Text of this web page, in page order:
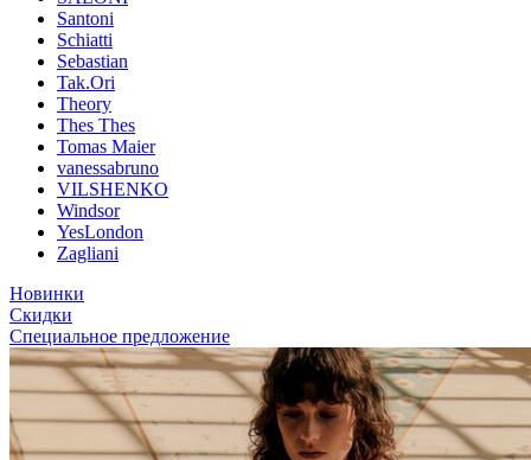
Santoni
Schiatti
Sebastian
Tak.Ori
Theory
Thes Thes
Tomas Maier
vanessabruno
VILSHENKO
Windsor
YesLondon
Zagliani
Новинки
Скидки
Специальное предложение